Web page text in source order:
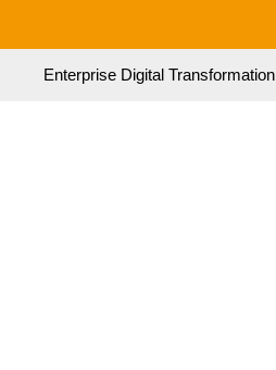
Enterprise Digital Transformation